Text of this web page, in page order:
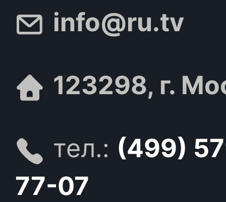
info@ru.tv
123298, г.
тел.: (499)
77-07